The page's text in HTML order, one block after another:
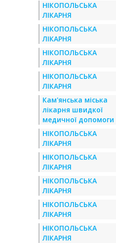
НІКОПОЛЬСЬКА
ЛІКАРНЯ
НІКОПОЛЬСЬКА
ЛІКАРНЯ
НІКОПОЛЬСЬКА
ЛІКАРНЯ
НІКОПОЛЬСЬКА
ЛІКАРНЯ
Кам'янська міська
лікарня швидкої
медичної допомоги
НІКОПОЛЬСЬКА
ЛІКАРНЯ
НІКОПОЛЬСЬКА
ЛІКАРНЯ
НІКОПОЛЬСЬКА
ЛІКАРНЯ
НІКОПОЛЬСЬКА
ЛІКАРНЯ
НІКОПОЛЬСЬКА
ЛІКАРНЯ